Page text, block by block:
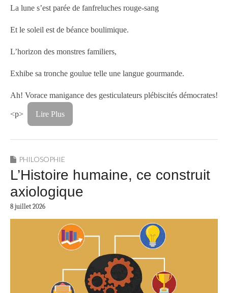
La lune s’est parée de fanfreluches rouge-sang
Et le soleil est de béance boulimique.
L’horizon des monstres familiers,
Exhibe sa tronche goulue telle une langue gourmande.
Ah! Vorace manigance des gesticulateurs plébiscités démocrates!
<p> Lire Plus
PHILOSOPHIE
L’Histoire humaine, ce construit
axiologique
8 juillet 2026